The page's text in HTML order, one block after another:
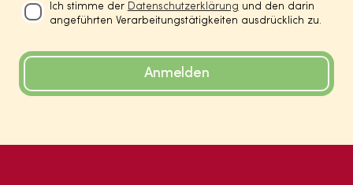
Ich stimme der Datenschutzerklärung und den darin
angeführten Verarbeitungstätigkeiten ausdrücklich zu.
Anmelden